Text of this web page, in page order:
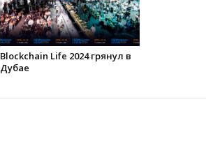
Blockchain Life 2024 грянул в
Дубае